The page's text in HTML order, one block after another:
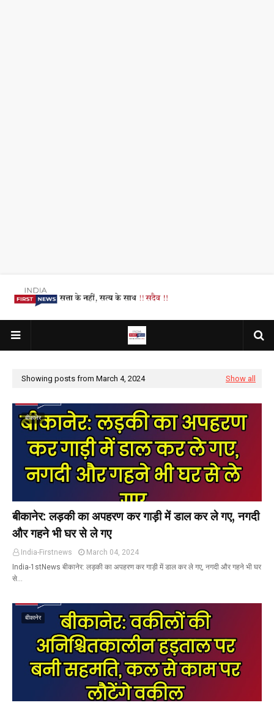
Showing posts from March 4, 2024 Show all
बीकानेर
बीकानेर: लड़की का अपहरण कर गाड़ी में डाल कर ले गए, नगदी
और गहने भी घर से ले गए
India-Firstnews
March 04, 2024
India-1stNews बीकानेर: लड़की का अपहरण कर गाड़ी में डाल कर ले गए, नगदी और गहने भी घर
से…
बीकानेर